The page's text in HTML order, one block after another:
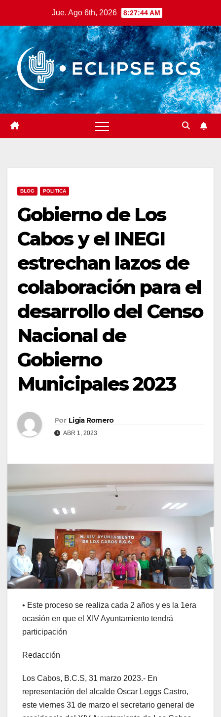
contenido
Jue. Ago 6th, 2026 8:27:45 AM
BLOG POLITICA
Gobierno de Los
Cabos y el INEGI
estrechan lazos de
colaboración para el
desarrollo del Censo
Nacional de
Gobierno
Municipales 2023
Por Ligia Romero
ABR 1, 2023
• Este proceso se realiza cada 2 años y es la 1era
ocasión en que el XIV Ayuntamiento tendrá
participación
Redacción
Los Cabos, B.C.S, 31 marzo 2023.- En
representación del alcalde Oscar Leggs Castro,
este viernes 31 de marzo el secretario general de